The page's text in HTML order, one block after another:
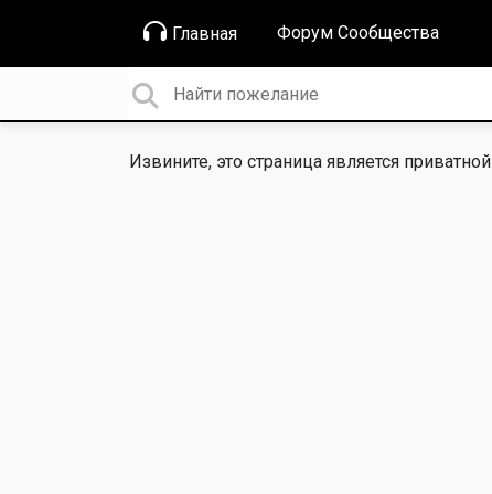
Главная Форум Сообщества
Извините, это страница является приватной